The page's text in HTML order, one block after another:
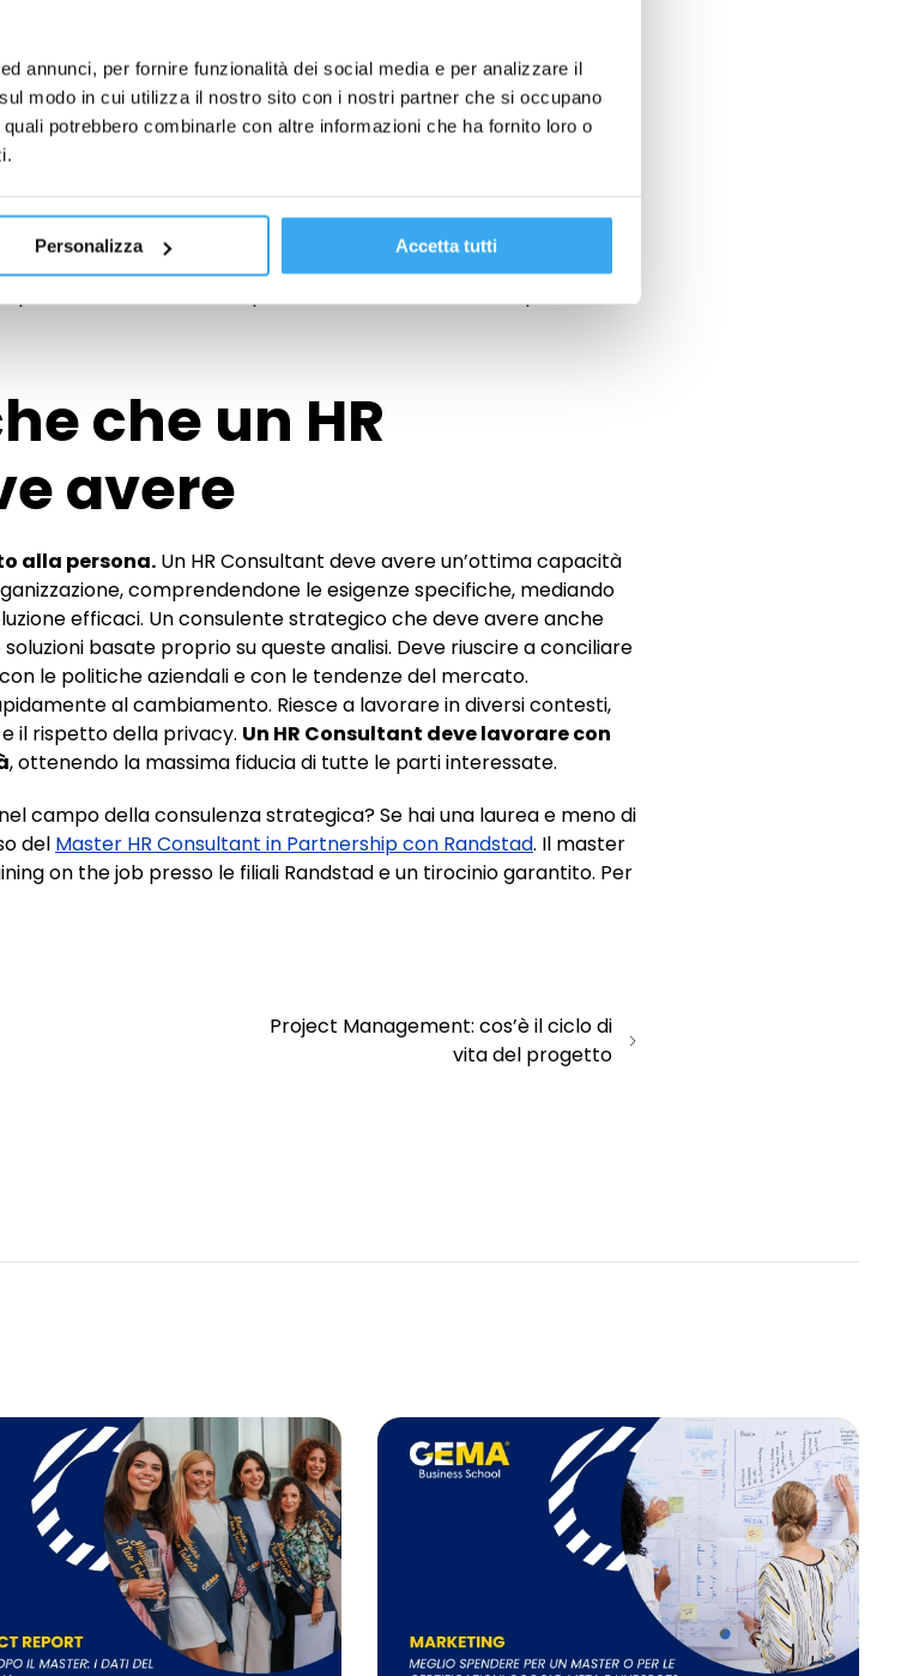
annunci, per fornire funzionalità dei social media e per analizzare il
modo in cui utilizza il nostro sito con i nostri partner che si occupano
potrebbero combinarle con altre informazioni che ha fornito loro o
Personalizza Accetta tutti
preziosa per formare il personale in modo adeguato,
individuo all’interno di un’impresa.
figura può essere impiegata nello sviluppo di una cultura
talenti e di trattenerli.
specifico contesto di riferimento aziendale
Nel farlo, in molti casi,
dovrà collaborare direttamente con
per la valutazione del personale e definendo in modo chiaro le
e stilare report, da condividere con i responsabili
che un HR
avere
alla persona. Un HR Consultant deve avere un’ottima capacità
comprendendone le esigenze specifiche, mediando
efficaci. Un consulente strategico che deve avere anche
basate proprio su queste analisi. Deve riuscire a conciliare
le politiche aziendali e con le tendenze del mercato.
al cambiamento. Riesce a lavorare in diversi contesti,
il rispetto della privacy. Un HR Consultant deve lavorare con
, ottenendo la massima fiducia di tutte le parti interessate.
campo della consulenza strategica? Se hai una laurea e meno di
del Master HR Consultant in Partnership con Randstad. Il master
on the job presso le filiali Randstad e un tirocinio garantito. Per
Project Management: cos’è il ciclo di
vita del progetto